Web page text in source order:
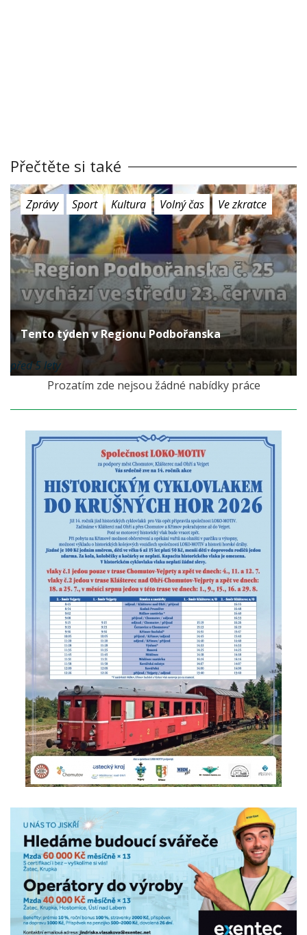
Přečtěte si také
Zprávy Sport Kultura Volný čas Ve zkratce
Tento týden v Regionu Podbořanska
před 5 lety
Prozatím zde nejsou žádné nabídky práce